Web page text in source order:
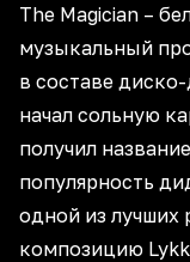
The Magician –
музыкальный
в составе
начал сольную
получил
популярность
одной из лучших
композицию